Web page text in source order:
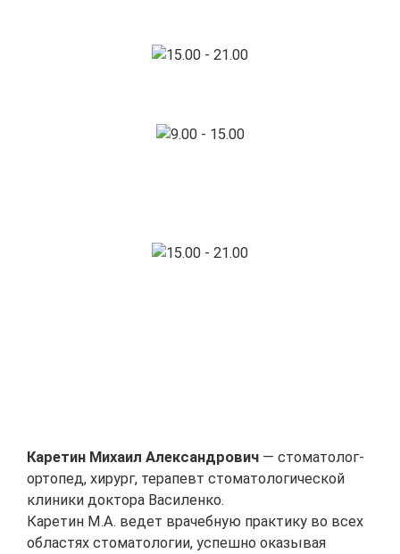
Каретин Михаил Александрович — стоматолог-
ортопед, хирург, терапевт стоматологической
клиники доктора Василенко.
Каретин М.А. ведет врачебную практику во всех
областях стоматологии, успешно оказывая